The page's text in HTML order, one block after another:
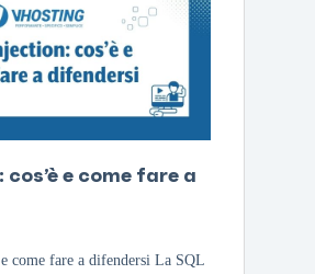
e come fare a
come fare a difendersi La SQL